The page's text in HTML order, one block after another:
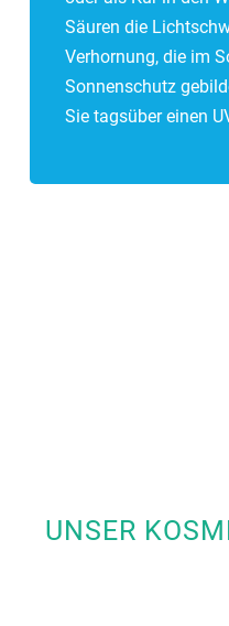
Säuren die
Verhornung, die im
Sonnenschutz
Sie tagsüber einen
UNSER